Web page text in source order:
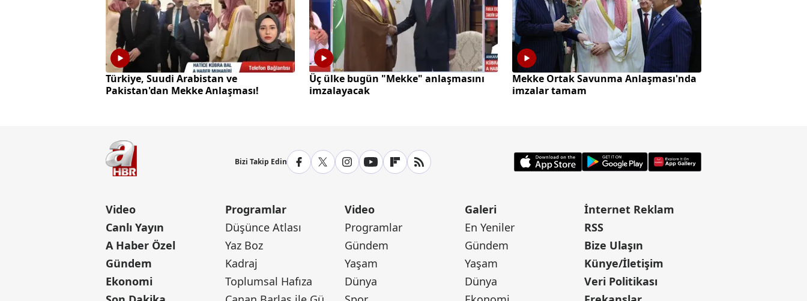
Türkiye, Suudi Arabistan ve
Pakistan'dan Mekke Anlaşması!
Üç ülke bugün "Mekke" anlaşmasını
imzalayacak
Mekke Ortak Savunma Anlaşması'nda
imzalar tamam
Bizi Takip Edin
Video
Canlı Yayın
A Haber Özel
Gündem
Ekonomi
Programlar
Düşünce Atlası
Yaz Boz
Kadraj
Toplumsal Hafıza
Video
Programlar
Gündem
Yaşam
Dünya
Galeri
En Yeniler
Gündem
Yaşam
Dünya
İnternet Reklam
RSS
Bize Ulaşın
Künye/İletişim
Veri Politikası